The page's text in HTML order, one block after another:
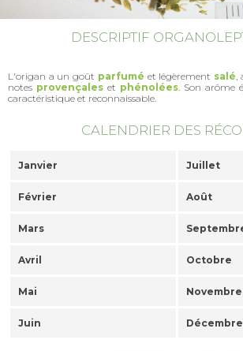
DESCRIPTIF
L'origan a un goût parfumé et légèrement salé
notes provençales et phénolées. Son arôme
caractéristique et reconnaissable.
CALENDRIER DES
Janvier Juillet
Février Août
Mars
Avril Octobre
Mai Novembre
Juin Décembre